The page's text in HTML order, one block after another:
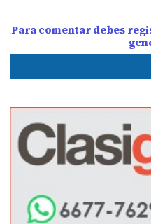
Para comentar debes